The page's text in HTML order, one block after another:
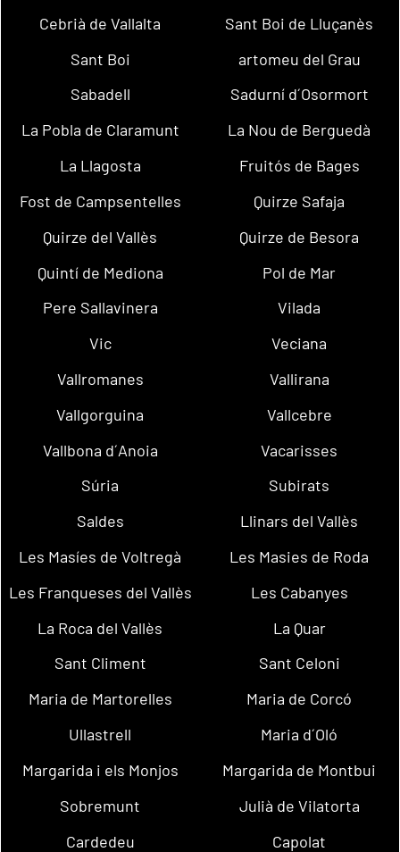
Cebrià de Vallalta
Sant Boi de Lluçanès
Sant Boi
artomeu del Grau
Sabadell
Sadurní d´Osormort
La Pobla de Claramunt
La Nou de Berguedà
La Llagosta
Fruitós de Bages
Fost de Campsentelles
Quirze Safaja
Quirze del Vallès
Quirze de Besora
Quintí de Mediona
Pol de Mar
Pere Sallavinera
Vilada
Vic
Veciana
Vallromanes
Vallirana
Vallgorguina
Vallcebre
Vallbona d´Anoia
Vacarisses
Súria
Subirats
Saldes
Llinars del Vallès
Les Masíes de Voltregà
Les Masies de Roda
Les Franqueses del Vallès
Les Cabanyes
La Roca del Vallès
La Quar
Sant Climent
Sant Celoni
Maria de Martorelles
Maria de Corcó
Ullastrell
Maria d´Oló
Margarida i els Monjos
Margarida de Montbui
Sobremunt
Julià de Vilatorta
Cardedeu
Capolat